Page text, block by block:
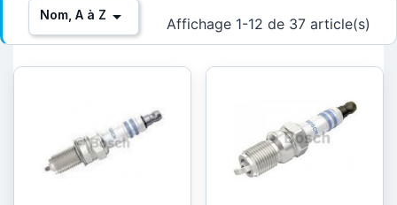
Nom, A à Z  Affichage 1-12 de 37 article(s)